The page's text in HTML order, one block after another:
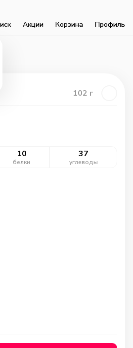
Акции Корзина Профиль
102 г
10
белки
37
углеводы